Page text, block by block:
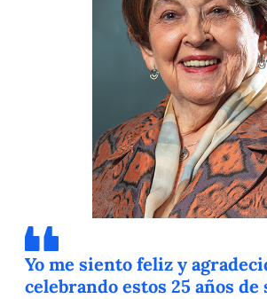
Yo me siento feliz y
celebrando estos 25 años de